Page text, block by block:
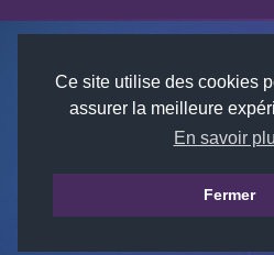
Ce site utilise des cookies
assurer la meilleure
En savoir
Fermer
© 2018-
SITE
TOUTES